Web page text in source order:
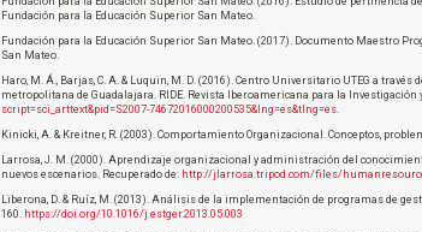
Fundación para la Educación Superior San Mateo.
Fundación para la Educación Superior San Mateo. (2017). Documento Maestro
San Mateo.
Haro, M. Á., Barjas, C. A. & Luquin, M. D. (2016). Centro Universitario UTEG a
metropolitana de Guadalajara. RIDE. Revista Iberoamericana para la Investigación
script=sci_arttext&pid=S2007-74672016000200535&lng=es&tlng=es.
Kinicki, A. & Kreitner, R. (2003). Comportamiento Organizacional. Conceptos,
Larrosa, J. M. (2000). Aprendizaje organizacional y administración del
nuevos escenarios. Recuperado de: http://jlarrosa.tripod.com/files/
Liberona, D. & Ruíz, M. (2013). Análisis de la implementación de programas de
160. https://doi.org/10.1016/j.estger.2013.05.003